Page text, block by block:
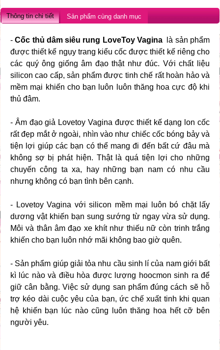
Thông tin chi tiết Sản phẩm cùng danh mục
-Cốc thủ dâm siêu rung LoveToy Vaginalà sản phẩm
được thiết kế ngụy trang kiểu cốc được thiết kế riêng cho
các quý ông giống âm đạo thật như đúc. Với chất liệu
silicon cao cấp, sản phẩm được tinh chế rất hoàn hảo và
mềm mại khiến cho bạn luôn luôn thăng hoa cực độ khi
thủ đâm.
- Âm đạo giả Lovetoy Vagina được thiết kế dạng lon cốc
rất đẹp mắt ở ngoài, nhìn vào như chiếc cốc bóng bảy và
tiện lợi giúp các bạn có thể mang đi đến bất cứ đâu mà
không sợ bị phát hiện. Thật là quá tiện lợi cho những
chuyến công ta xa, hay những bạn nam có nhu cầu
nhưng không có bạn tình bên cạnh.
- Lovetoy Vagina với silicon mềm mại luôn bó chặt lấy
dương vật khiến bạn sung sướng từ ngay vừa sử dụng.
Môi và thân âm đạo xe khít như thiếu nữ còn trinh trắng
khiến cho bạn luôn nhớ mãi không bao giờ quên.
- Sản phẩm giúp giải tỏa nhu cầu sinh lí của nam giới bất
kì lúc nào và điều hòa được lượng hoocmon sinh ra để
giữ cân bằng. Việc sử dụng san phẩm đúng cách sẽ hỗ
trợ kéo dài cuộc yêu của bạn, ức chế xuất tinh khi quan
hệ khiến bạn lúc nào cũng luôn thăng hoa hết cỡ bên
người yêu.